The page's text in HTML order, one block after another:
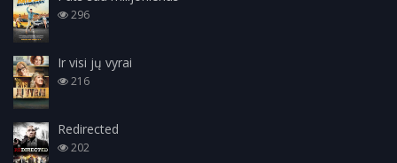
296
Ir visi jų vyrai
216
Redirected
202